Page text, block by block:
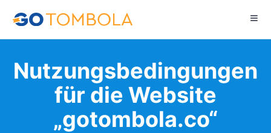
Nutzungsbedingungen
für die Website
„gotombola.co“